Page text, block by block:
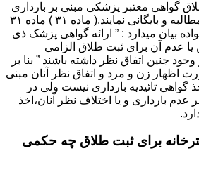
گواهی معتبر پزشکی مبنی بر بارداری
یا عدم بارداری زوجه را مطالبه و بایگانی نمایند.( ماده ۳۱ ) ماده ۳۱
بیان میدارد : ” ارائه گواهی پزشک ذی
عدم آن برای ثبت طلاق الزامی
جنین اتفاق نظر داشته باشند ” بنا بر
اظهار زن و مرد و اتفاق نظر آنان مبنی
گواهی تائیدیه بارداری نیست ولی در
بارداری و یا اختلاف نظر آنان،اخذ
برای ثبت طلاق چه حکمی